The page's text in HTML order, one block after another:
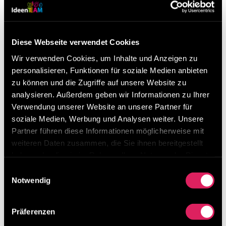
Diese Webseite verwendet Cookies
Wir verwenden Cookies, um Inhalte und Anzeigen zu
personalisieren, Funktionen für soziale Medien anbieten
zu können und die Zugriffe auf unsere Website zu
analysieren. Außerdem geben wir Informationen zu Ihrer
Verwendung unserer Website an unsere Partner für
soziale Medien, Werbung und Analysen weiter. Unsere
Partner führen diese Informationen möglicherweise mit
weiteren Daten zusammen, die Sie ihnen bereitgestellt
Notwendig
Präferenzen
vonChristian Steiner Best Practices,
Ich darf beim Abschlussfest der
Fachhochschule St. Pölten am 10.6. um 17:00
Uhr die Keynote halten und das ehrt mich sehr.
Thema wird unser Digitales Ideenmanagement
sein, sowie mein Buch „Der Mitarbeiter als
Mitdenker“. Damit geht eigentlich auch ein...